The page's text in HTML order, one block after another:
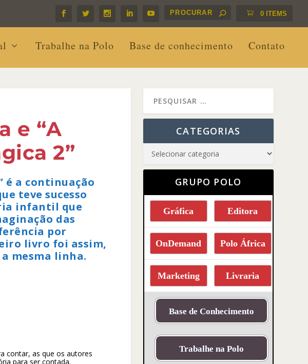
0 ITEMS
Trabalhe na Polo Base de conhecimento Contato
e “A
2”
é a continuação
teve sucesso
infantil que
das
por
livro foi assim,
a mesma linha.
contar, as que os autores
para ser contada.
CATEGORIAS
GRUPO POLO
Gráfica Editora
OnDemand Polo África
Marketing Livraria
Base de Conhecimento
Trabalhe na Polo